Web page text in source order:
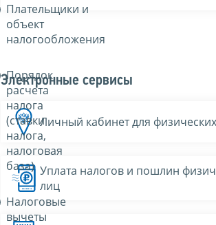
Плательщики и
объект
налогообложения
Порядок
расчета
налога
(ставки
налога,
налоговая
база)
Налоговые
вычеты
Электронные сервисы
Личный кабинет для
Уплата налогов и пошлин
лиц